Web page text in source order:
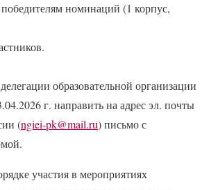
номинаций (1 корпус,
образовательной организации
г. направить на адрес эл. почты
(ngiei-pk@mail.ru) письмо с
участия в мероприятиях